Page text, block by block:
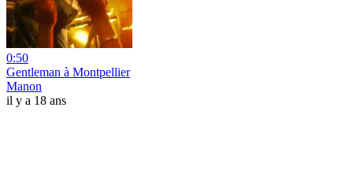
0:50
Gentleman à Montpellier
Manon
il y a 18 ans